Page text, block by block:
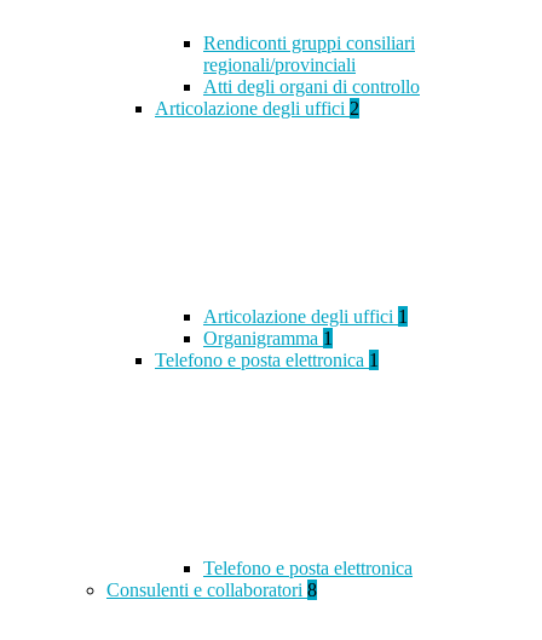
Rendiconti gruppi consiliari
regionali/provinciali
Atti degli organi di controllo
Articolazione degli uffici 2
Articolazione degli uffici 1
Organigramma 1
Telefono e posta elettronica 1
Telefono e posta elettronica
Consulenti e collaboratori 8